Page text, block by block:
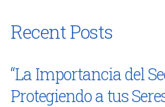
Recent Posts
“La Importancia del
Protegiendo a tus